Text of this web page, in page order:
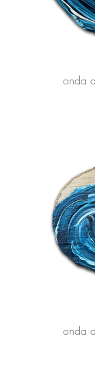
onda
onda